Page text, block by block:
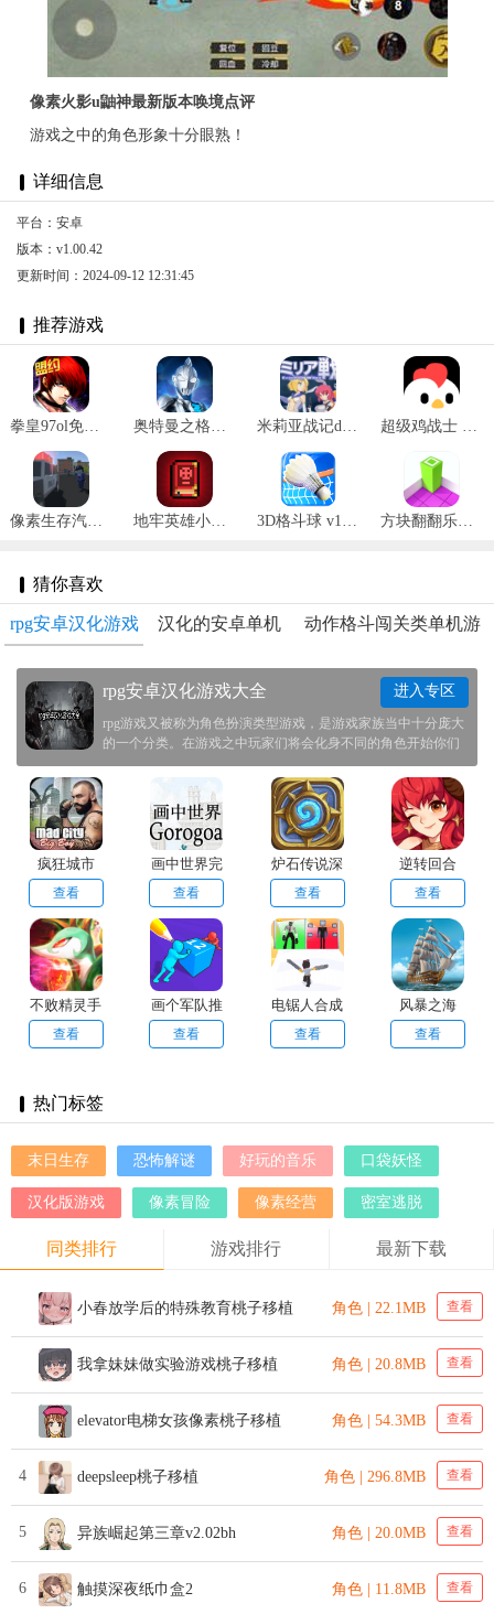
像素火影u鼬神最新版本唤境点评
游戏之中的角色形象十分眼熟！
详细信息
平台：安卓
版本：v1.00.42
更新时间：2024-09-12 12:31:45
推荐游戏
拳皇97ol免费版 v3.3.5 奥特曼之格斗超人内购版 v10.0.0 米莉亚战记dx手机移植版 v1.0 超级鸡战士 v1.2.6
像素生存汽车 v2.1 地牢英雄小队 v0.7 3D格斗球 v1.0.2 方块翻翻乐正版 v1.0.4
猜你喜欢
rpg安卓汉化游戏 汉化的安卓单机 动作格斗闯关类单机游
rpg安卓汉化游戏大全
rpg游戏又被称为角色扮演类型游戏，是游戏家族当中十分庞大
的一个分类。在游戏之中玩家们将会化身不同的角色开始你们
的冒险，一款游戏便是一个不同的世界。这次为玩家们准备了
一些相关的游戏，希望玩家们能够喜欢。
进入专区
疯狂城市
查看
画中世界完
整版
查看
炉石传说深
暗领域版本
查看
逆转回合
查看
不败精灵手
游
查看
画个军队推
推战
查看
电锯人合成
进化
查看
风暴之海
查看
热门标签
末日生存 恐怖解谜 好玩的音乐 口袋妖怪
汉化版游戏 像素冒险 像素经营 密室逃脱
同类排行 游戏排行 最新下载
小春放学后的特殊教育桃子移植 角色 | 22.1MB 查看
我拿妹妹做实验游戏桃子移植 角色 | 20.8MB 查看
elevator电梯女孩像素桃子移植 角色 | 54.3MB 查看
4 deepsleep桃子移植 角色 | 296.8MB 查看
5 异族崛起第三章v2.02bh 角色 | 20.0MB 查看
6 触摸深夜纸巾盒2 角色 | 11.8MB 查看